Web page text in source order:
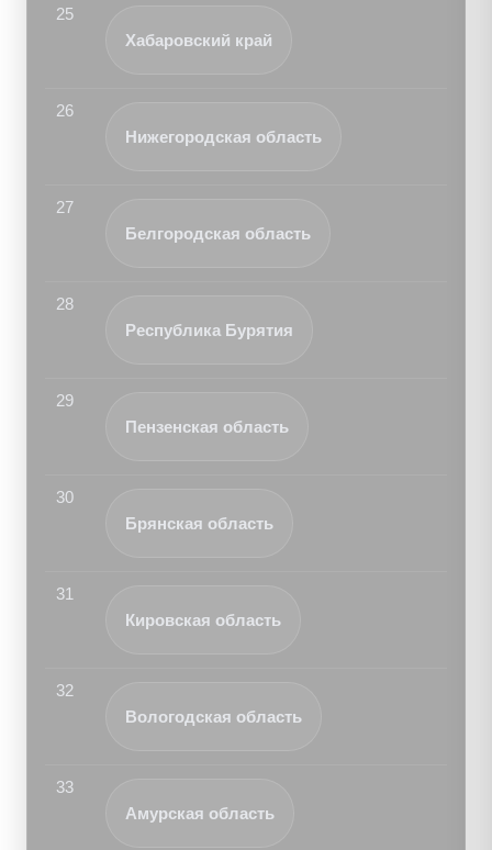
25
Хабаровский край
26
Нижегородская область
27
Белгородская область
28
Республика Бурятия
29
Пензенская область
30
Брянская область
31
Кировская область
32
Вологодская область
33
Амурская область